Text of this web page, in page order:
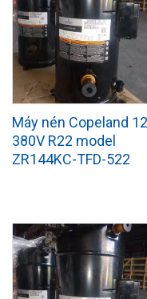
Máy nén Copeland
380V R22 model
ZR144KC-TFD-522